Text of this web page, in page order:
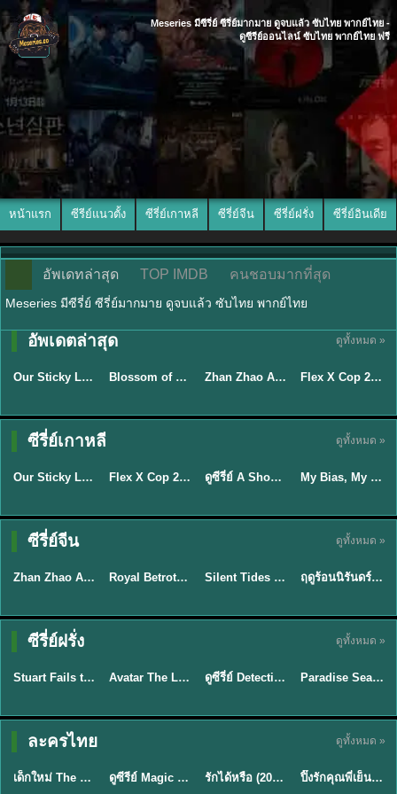
Meseries มีซีรี่ย์ ซีรี่ย์มากมาย ดูจบแล้ว ซับไทย พากย์ไทย -
ดูซีรีย์ออนไลน์ ซับไทย พากย์ไทย ฟรี
หน้าแรก ซีรีย์แนวตั้ง ซีรี่ย์เกาหลี ซีรี่ย์จีน ซีรี่ย์ฝรั่ง ซีรี่ย์อินเดีย
อัพเดทล่าสุด TOP IMDB คนชอบมากที่สุด
Meseries มีซีรี่ย์ ซีรี่ย์มากมาย ดูจบแล้ว ซับไทย พากย์ไทย
อัพเดตล่าสุด ดูทั้งหมด »
★6
ซับไทย
Our Sticky Love รักติดหนึบ (2026) พากย์ไทย ซับไทย EP.1-12 Blossom of Power (2026) บุหงาซ่อนคม พากย์ไทย ซับไทย EP1-36 ★5 Zhan Zhao Adventures จั่นเจาตะลุยยุทธภพ (2026) พากย์ไทย ซับไทย EP.1-37 (จบ) ★8
ซับไทย
Flex X Cop 2 คุณชายสายสืบ ซีซั่น 2 (2026) พากย์ไทย ซับไทย EP.1-14
ซีรี่ย์เกาหลี ดูทั้งหมด »
★6
ซับไทย
Our Sticky Love รักติดหนึบ (2026) พากย์ไทย ซับไทย EP.1-12 ★8 Flex X Cop 2 คุณชายสายสืบ ซีซั่น 2 (2026) พากย์ไทย ซับไทย EP.1-14 ★8 EP.16ดูซีรี่ย์ A Shop for Killers 2 ร้านลับนักฆ่า ซีซัน 2 (2026) ซับไทย-พากย์ไทย
ซับไทย
My Bias, My Boss เมื่อเมนฉันเป็นประธานบริษัท (2026) พากย์ไทย ซับไทย EP.1-12
ซีรี่ย์จีน ดูทั้งหมด »
★5
พากย์ไทย
Zhan Zhao Adventures จั่นเจาตะลุยยุทธภพ (2026) พากย์ไทย ซับไทย EP.1-37 (จบ) ★9 Royal Betrothal (2026) สัญญาวิวาห์แห่งราชวงศ์ พากย์ไทย ซับไทย EP1-32 ★9.5 Silent Tides คลื่นลมลวง (2025) พากย์ไทย ซับไทย EP.1-31 ★8.8
พากย์ไทย
ฤดูร้อนนิรันดร์ (2026) Never-Ending Summer พากย์ไทย EP.1-29
ซีรี่ย์ฝรั่ง ดูทั้งหมด »
★9.3
พากย์ไทย
Stuart Fails to Save the Universe สจ๊วตล่มแผนกู้จักรวาล (2026) พากย์ไทย ซับไทย EP.1-10 ★7.8 EP.7Avatar The Last Airbender 2 เณรน้อยเจ้าอภินิหาร พากย์ไทย EP.9ดูซีรี่ย์ Detective Hole (2026) พากย์ไทย HD ฟรี อัปเดตล่าสุด Netflix EP.8
พากย์ไทย
Paradise Season 2 (2026) พากย์ไทย EP1-8 ดูซีรี่ย์ฝรั่ง HD ครบทุกตอน
ละครไทย ดูทั้งหมด »
★ 8 EP.6
พากย์ไทย
เด็กใหม่ The Reset 2026 EP1-6 พากย์ไทย ดูซีรี่ย์ Netflix ล่าสุด HD ดูซีรีย์ Magic Move (2026) ทำนายทายรัก Thai EP.1-10 HD รักได้หรือ (2026) YOUNG Let's Begin Again พากย์ไทย EP.1-19 ★8
พากย์ไทย
ปิ๊งรักคุณพี่เย็นชา (2026) Frozen Valentine EP.1-10 (จบ)